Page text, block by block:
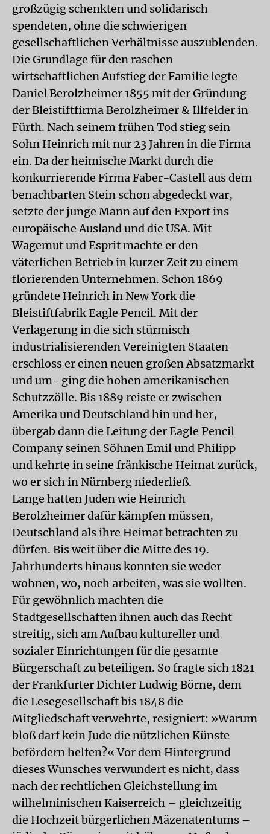
großzügig schenkten und solidarisch
spendeten, ohne die schwierigen
gesellschaftlichen Verhältnisse auszublenden.
Die Grundlage für den raschen
wirtschaftlichen Aufstieg der Familie legte
Daniel Berolzheimer 1855 mit der Gründung
der Bleistiftfirma Berolzheimer & Illfelder in
Fürth. Nach seinem frühen Tod stieg sein
Sohn Heinrich mit nur 23 Jahren in die Firma
ein. Da der heimische Markt durch die
konkurrierende Firma Faber-Castell aus dem
benachbarten Stein schon abgedeckt war,
setzte der junge Mann auf den Export ins
europäische Ausland und die USA. Mit
Wagemut und Esprit machte er den
väterlichen Betrieb in kurzer Zeit zu einem
florierenden Unternehmen. Schon 1869
gründete Heinrich in New York die
Bleistiftfabrik Eagle Pencil. Mit der
Verlagerung in die sich stürmisch
industrialisierenden Vereinigten Staaten
erschloss er einen neuen großen Absatzmarkt
und um- ging die hohen amerikanischen
Schutzzölle. Bis 1889 reiste er zwischen
Amerika und Deutschland hin und her,
übergab dann die Leitung der Eagle Pencil
Company seinen Söhnen Emil und Philipp
und kehrte in seine fränkische Heimat zurück,
wo er sich in Nürnberg niederließ.
Lange hatten Juden wie Heinrich
Berolzheimer dafür kämpfen müssen,
Deutschland als ihre Heimat betrachten zu
dürfen. Bis weit über die Mitte des 19.
Jahrhunderts hinaus konnten sie weder
wohnen, wo, noch arbeiten, was sie wollten.
Für gewöhnlich machten die
Stadtgesellschaften ihnen auch das Recht
streitig, sich am Aufbau kultureller und
sozialer Einrichtungen für die gesamte
Bürgerschaft zu beteiligen. So fragte sich 1821
der Frankfurter Dichter Ludwig Börne, dem
die Lesegesellschaft bis 1848 die
Mitgliedschaft verwehrte, resigniert: »Warum
bloß darf kein Jude die nützlichen Künste
befördern helfen?« Vor dem Hintergrund
dieses Wunsches verwundert es nicht, dass
nach der rechtlichen Gleichstellung im
wilhelminischen Kaiserreich – gleichzeitig
die Hochzeit bürgerlichen Mäzenatentums –